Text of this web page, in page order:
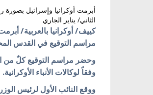
الثاني/ يناير الجاري
كييف/ أوكرانيا بالعربية/
مراسم التوقيع في القدس المحتل أمس الاثنين
وحضر مراسم التوقيع كلٌ من
وفقاً لوكالات الأنباء الأوكرانية.
ووقع النائب الأول لرئيس